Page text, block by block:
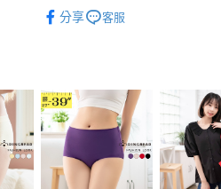
1.分期款項不併入電信帳單，「大哥
醒簡訊。
【注意事項】
1.本服務係由「台灣大哥大股份有限
用戶於交易時，得透過本服務購買
款買賣價金債權讓與本公司後，依約
2.基於同意付款使用「大哥付你分
資料（包含姓名、電話或地址）提
用，由本公司與您本人進行分期帳
【「AFTEE先享後付」結帳流程】
１．於結帳方式選擇「AFTEE先享
３．收到繳費通知簡訊後14天內，
／ATM／網路銀行／等多元方式進
※ 請注意：結帳手續完成當下不需
絡購買商品的店家。未經商家同意
先享後付繳納相關費用。
※ 交易是否成功請以「AFTEE先享
是否繳費成功／繳費後需取消欲退
付客戶支援中心」https://
每筆NT$70，滿NT$699(含以上)
7-11取貨付款
每筆NT$70，滿NT$799(含以上
付款後7-11取貨
身型限定．加大尺碼 最大尺碼
👚♥︎不限季節 萬搭舒適T 尺寸到
分享 客服